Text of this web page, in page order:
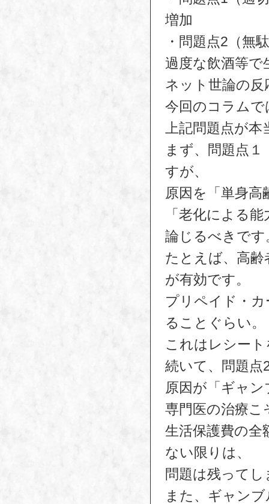
増加
・問題点2
過度な飲酒等で
ネット世論の
今回のコラム
上記問題点が
まず、問題点
すが、
原因を「単身
「老化による
論じるべきです
たとえば、高
が有効です。
プリペイド・
ることぐらい。
これはレシー
続いて、問題点
原因が「ギャ
専門医の治療こ
生活保護費の全
ない限りは、
問題は残って
また、ギャン